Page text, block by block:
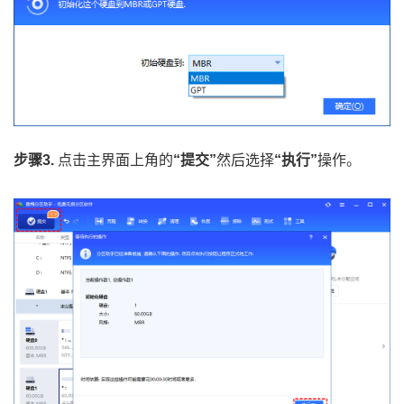
步骤3. 点击主界面上角的“提交”然后选择“执行”操作。